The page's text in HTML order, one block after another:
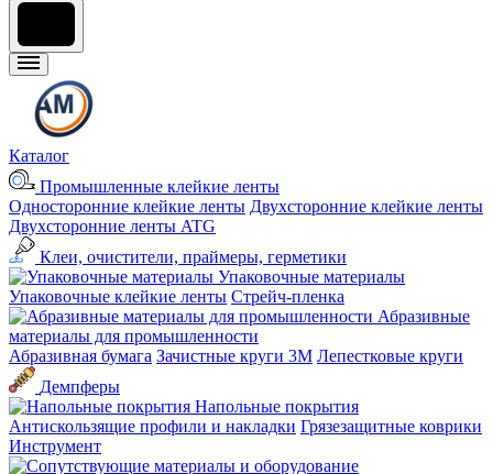
Каталог
Промышленные клейкие ленты
Односторонние клейкие ленты Двухсторонние клейкие ленты
Двухсторонние ленты ATG
Клеи, очистители, праймеры, герметики
Упаковочные материалы
Упаковочные клейкие ленты Стрейч-пленка
Абразивные
материалы для промышленности
Абразивная бумага Зачистные круги 3М Лепестковые круги
Демпферы
Напольные покрытия
Aнтискользящие профили и накладки Грязезащитные коврики
Инструмент